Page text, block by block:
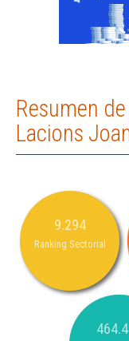
Resumen
Lacions
9.294
Ranking Sectorial